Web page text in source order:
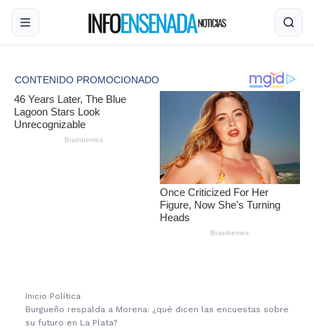
Inicio ›Política›
Burgueño respalda a Morena: ¿qué dicen las encuestas sobre
su futuro en La Plata?